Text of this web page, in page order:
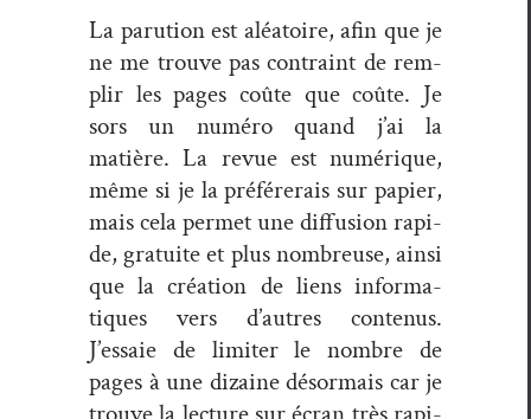
La paru­tion est aléa­toire, afin que je
ne me trou­ve pas con­traint de rem­
plir les pages coûte que coûte. Je
sors un numéro quand j’ai la
matière. La revue est numérique,
même si je la préfér­erais sur papi­er,
mais cela per­met une dif­fu­sion rapi­
de, gra­tu­ite et plus nom­breuse, ain­si
que la créa­tion de liens infor­ma­
tiques vers d’autres con­tenus.
J’essaie de lim­iter le nom­bre de
pages à une dizaine désor­mais car je